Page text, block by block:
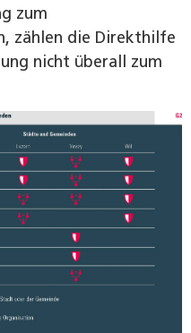
zum
zählen die Direkthilfe
nicht überall zum